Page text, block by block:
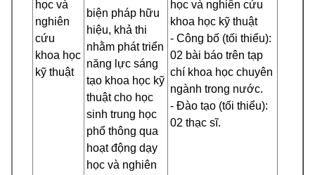
học và
nghiên
cứu
khoa học
kỹ thuật
biện pháp hữu
hiệu, khả thi
nhằm phát triển
năng lực sáng
tạo khoa học kỹ
thuật cho học
sinh trung học
phổ thông qua
hoạt động dạy
học và nghiên
học và nghiên cứu
khoa học kỹ thuật
- Công bố (tối thiểu):
02 bài báo trên tạp
chí khoa học chuyên
ngành trong nước.
- Đào tạo (tối thiểu):
02 thạc sĩ.